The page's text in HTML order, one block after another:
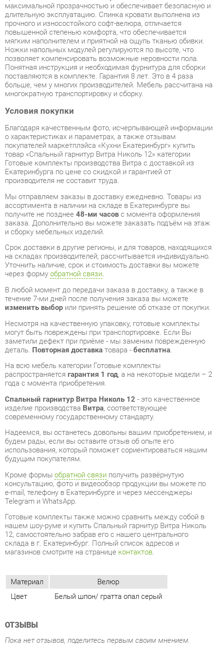
мягким наполнителем и приятной на ощупь тканью обивки.
Ножки напольных модулей регулируются по высоте, что
позволяет компенсировать возможные неровности пола.
Понятная инструкция и необходимая фурнитура для сборки
поставляются в комплекте. Гарантия 8 лет. Это в 4 раза
больше, чем у многих производителей. Мебель рассчитана на
многократную транспортировку и сборку.
Условия покупки
Благодаря качественным фото, исчерпывающей информации
о характеристиках и параметрах, а также отзывам
товар «Спальный гарнитур Витра Николь 12» категории
Екатеринбурга по цене со скидкой и гарантией от
производителя не составит труда.
Мы отправляем заказы в доставку ежедневно. Товары из
ассортимента в наличии на складе в Екатеринбурге вы
получите не позднее48-ми часовс момента оформления
заказа. Дополнительно вы можете заказать подъём на этаж
и сборку мебельных изделий.
Срок доставки в другие регионы, и для товаров, находящихся
на складах производителей, рассчитывается индивидуально.
Уточнить наличие, срок и стоимость доставки вы можете
через формуобратной связи.
В любой момент до передачи заказа в доставку, а также в
течение 7-ми дней после получения заказа вы можете
изменить выборили принять решение об отказе от покупки.
Несмотря на качественную упаковку, готовые комплекты
заметили дефект при приёме - мы заменим поврежденную
деталь.Повторная доставкатовара -бесплатна.
распространяетсягарантия 1 год, а на некоторые модели – 2
года с момента приобретения.
Спальный гарнитур Витра Николь 12- это качественное
изделие производства
, соответствующее
современному государственному стандарту.
Надеемся, вы останетесь довольны вашим приобретением, и
будем рады, если вы оставите отзыв об опыте его
использования, который поможет сориентироваться нашим
будущим покупателям.
Кроме формыобратной связиполучить развёрнутую
консультацию, фото и видеообзор продукции вы можете по
e-mail, телефону в Екатеринбурге и через мессенджеры
Telegram и WhatsApp.
Готовые комплекты также можно сравнить между собой в
нашем шоу-руме и купить Спальный гарнитур Витра Николь
12, самостоятельно забрав его с нашего центрального
склада в г. Екатеринбург. Полный список адресов и
магазинов смотрите на страницеконтактов.
Материал
Велюр
Цвет
Белый шпон/ гратта опал серый
Пока нет отзывов, поделитесь первым своим мнением.
ДОБАВИТЬ ОТЗЫВ
ПОХОЖИЕ ТОВАРЫ